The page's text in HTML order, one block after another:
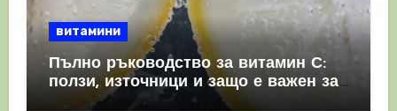
витамини
Пълно ръководство за витамин С:
ползи, източници и защо е важен за
имунната система